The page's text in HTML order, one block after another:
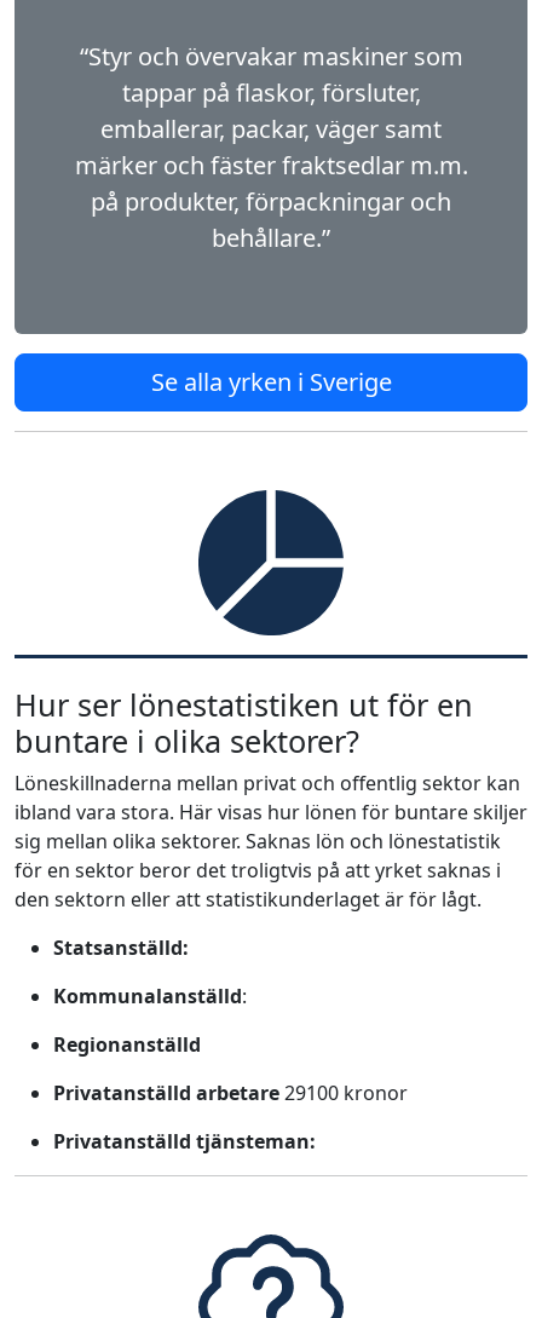
“Styr och övervakar maskiner som
tappar på flas­kor, försluter,
emballerar, packar, väger samt
märker och fäster fraktsedlar m.m.
på produkter, förpackningar och
behållare.”
Se alla yrken i Sverige
Hur ser lönestatistiken ut för en
buntare i olika sektorer?
Löneskillnaderna mellan privat och offentlig sektor kan
ibland vara stora. Här visas hur lönen för buntare skiljer
sig mellan olika sektorer. Saknas lön och lönestatistik
för en sektor beror det troligtvis på att yrket saknas i
den sektorn eller att statistikunderlaget är för lågt.
Statsanställd:
Kommunalanställd:
Regionanställd
Privatanställd arbetare29100 kronor
Privatanställd tjänsteman: